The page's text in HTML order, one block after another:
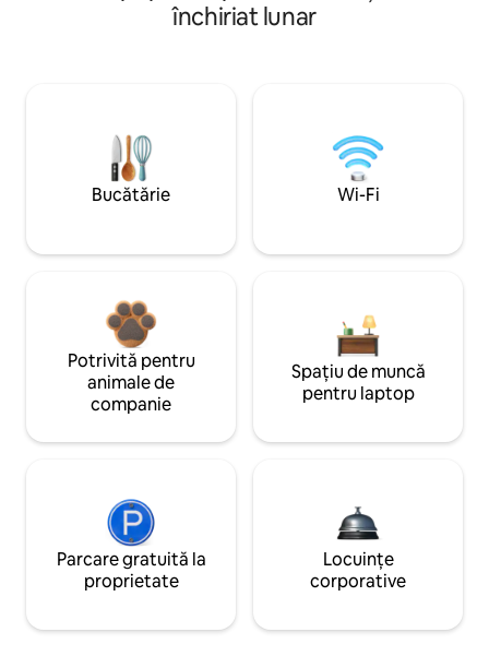
închiriat lunar
Bucătărie Wi-Fi
Potrivită pentru
animale de
companie
Spațiu de muncă
pentru laptop
Parcare gratuită la
proprietate
Locuințe
corporative